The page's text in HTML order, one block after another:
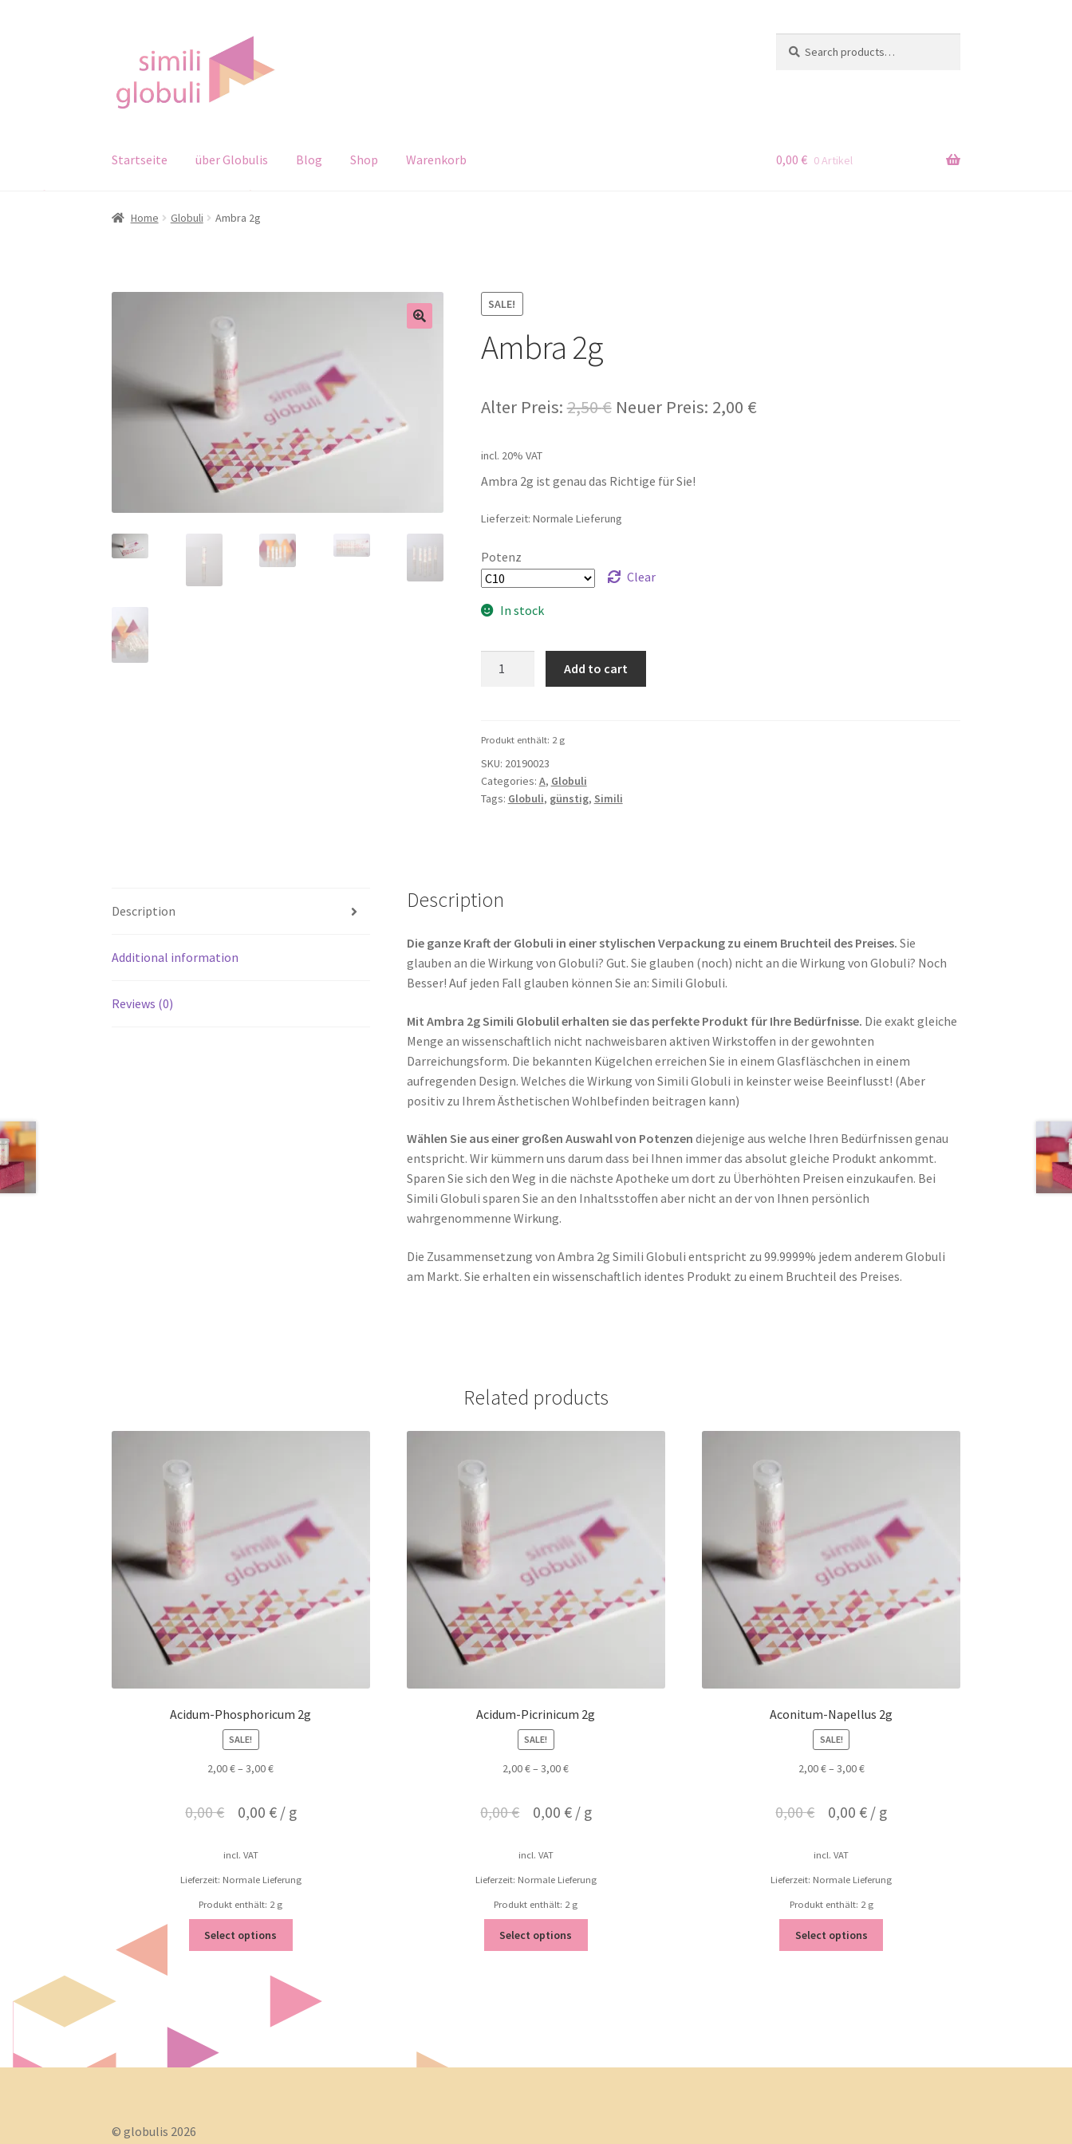
Navigation
springen
Inhalt
springen
for:
Startseite über Globulis Blog Shop Warenkorb 0,00 € 0 Artikel
Home Globuli Ambra 2g
SALE!
Ambra 2g
Alter Preis: 2,50€ Neuer Preis: 2,00 €
incl. 20% VAT
Ambra 2g ist genau das Richtige für Sie!
Lieferzeit: Normale Lieferung
Potenz
Clear
In stock
Add to cart
Produkt enthält: 2 g
SKU: 20190023
Categories: A, Globuli
Tags: Globuli, günstig, Simili
Description
Additional information
Reviews (0)
Description
Die ganze Kraft der Globuli in einer stylischen Verpackung zu einem Bruchteil des Preises. Sie
glauben an die Wirkung von Globuli? Gut. Sie glauben (noch) nicht an die Wirkung von Globuli? Noch
Besser! Auf jeden Fall glauben können Sie an: Simili Globuli.
Mit Ambra 2g Simili Globulil erhalten sie das perfekte Produkt für Ihre Bedürfnisse. Die exakt gleiche
Menge an wissenschaftlich nicht nachweisbaren aktiven Wirkstoffen in der gewohnten
Darreichungsform. Die bekannten Kügelchen erreichen Sie in einem Glasfläschchen in einem
aufregenden Design. Welches die Wirkung von Simili Globuli in keinster weise Beeinflusst! (Aber
positiv zu Ihrem Ästhetischen Wohlbefinden beitragen kann)
Wählen Sie aus einer großen Auswahl von Potenzen diejenige aus welche Ihren Bedürfnissen genau
entspricht. Wir kümmern uns darum dass bei Ihnen immer das absolut gleiche Produkt ankommt.
Sparen Sie sich den Weg in die nächste Apotheke um dort zu Überhöhten Preisen einzukaufen. Bei
Simili Globuli sparen Sie an den Inhaltsstoffen aber nicht an der von Ihnen persönlich
wahrgenommenne Wirkung.
Die Zusammensetzung von Ambra 2g Simili Globuli entspricht zu 99.9999% jedem anderem Globuli
am Markt. Sie erhalten ein wissenschaftlich identes Produkt zu einem Bruchteil des Preises.
Related products
Acidum-Phosphoricum 2g
SALE!
2,00€–3,00€
0,00€ 0,00 €/ g
incl. VAT
Lieferzeit: Normale Lieferung
Produkt enthält: 2 g
Select options
Acidum-Picrinicum 2g
SALE!
2,00€–3,00€
0,00€ 0,00 €/ g
incl. VAT
Lieferzeit: Normale Lieferung
Produkt enthält: 2 g
Select options
Aconitum-Napellus 2g
SALE!
2,00€– 3,00€
0,00€ 0,00 €/ g
incl. VAT
Lieferzeit: Normale Lieferung
Produkt enthält: 2 g
Select options
© globulis 2026